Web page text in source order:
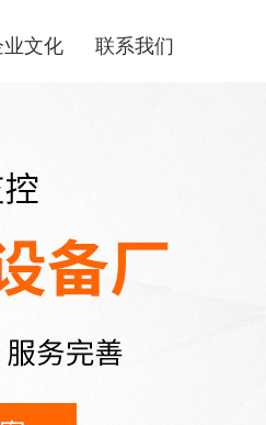
业文化 联系我们